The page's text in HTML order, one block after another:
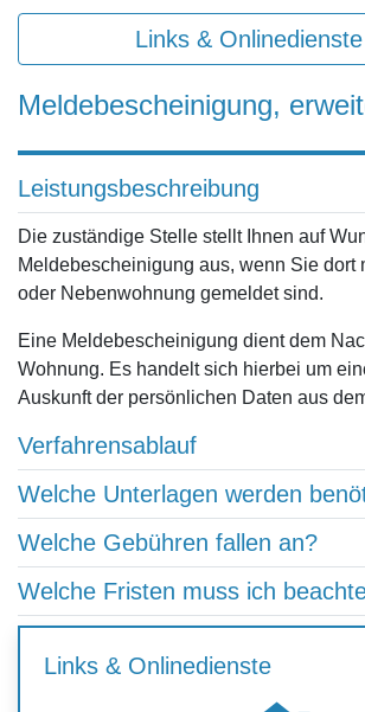
Links & Onlinedienste
Meldebescheinigung,
Leistungsbeschreibung
Die zuständige Stelle stellt Ihnen auf
Meldebescheinigung aus, wenn Sie dort
oder Nebenwohnung gemeldet sind.
Eine Meldebescheinigung dient dem
Wohnung. Es handelt sich hierbei um
Auskunft der persönlichen Daten aus
Verfahrensablauf
Welche Unterlagen werden
Welche Gebühren fallen an?
Welche Fristen muss ich
Links & Onlinedienste